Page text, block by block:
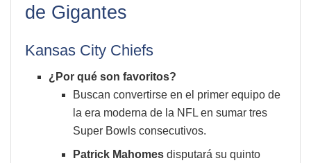
de Gigantes
Kansas City Chiefs
¿Por qué son favoritos?
Buscan convertirse en el primer equipo de
la era moderna de la NFL en sumar tres
Super Bowls consecutivos.
Patrick Mahomesdisputará su quinto